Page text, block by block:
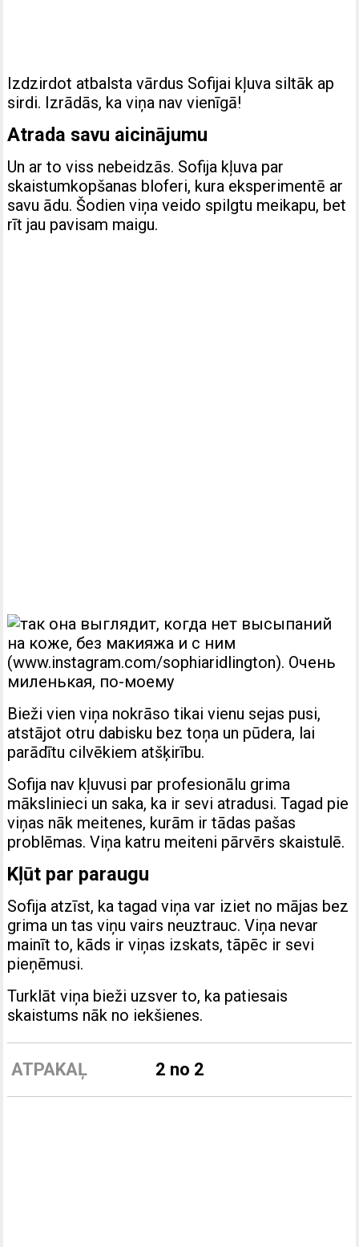
Izdzirdot atbalsta vārdus Sofijai kļuva siltāk ap
sirdi. Izrādās, ka viņa nav vienīgā!
Atrada savu aicinājumu
Un ar to viss nebeidzās. Sofija kļuva par
skaistumkopšanas bloferi, kura eksperimentē ar
savu ādu. Šodien viņa veido spilgtu meikapu, bet
rīt jau pavisam maigu.
Bieži vien viņa nokrāso tikai vienu sejas pusi,
atstājot otru dabisku bez toņa un pūdera, lai
parādītu cilvēkiem atšķirību.
Sofija nav kļuvusi par profesionālu grima
mākslinieci un saka, ka ir sevi atradusi. Tagad pie
viņas nāk meitenes, kurām ir tādas pašas
problēmas. Viņa katru meiteni pārvērs skaistulē.
Kļūt par paraugu
Sofija atzīst, ka tagad viņa var iziet no mājas bez
grima un tas viņu vairs neuztrauc. Viņa nevar
mainīt to, kāds ir viņas izskats, tāpēc ir sevi
pieņēmusi.
Turklāt viņa bieži uzsver to, ka patiesais
skaistums nāk no iekšienes.
ATPAKAĻ 2 no 2